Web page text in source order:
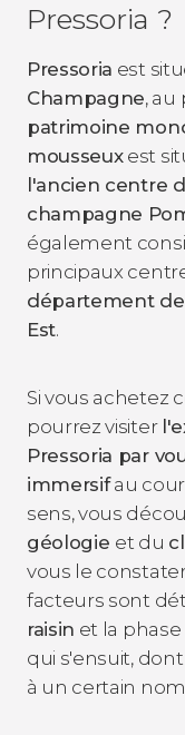
Pressoria ?
Pressoria est
Champagne, au
patrimoine
mousseuxest
l'ancien centre
champagne
également
principaux
département
Est.
Si vous achetez
pourrez visiter
Pressoria par
immersifau
sens, vous
géologie et du
vous le
facteurs sont
raisin et la phase
qui s'ensuit, dont
à un certain